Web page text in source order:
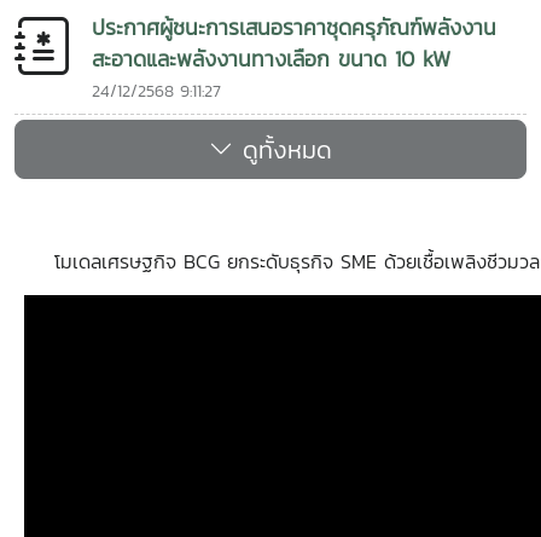
ประกาศผู้ชนะการเสนอราคาชุดครุภัณฑ์พลังงาน
สะอาดและพลังงานทางเลือก ขนาด 10 kW
24/12/2568 9:11:27
ดูทั้งหมด
โมเดลเศรษฐกิจ BCG ยกระดับธุรกิจ SME ด้วยเชื้อเพลิงชีวมวล